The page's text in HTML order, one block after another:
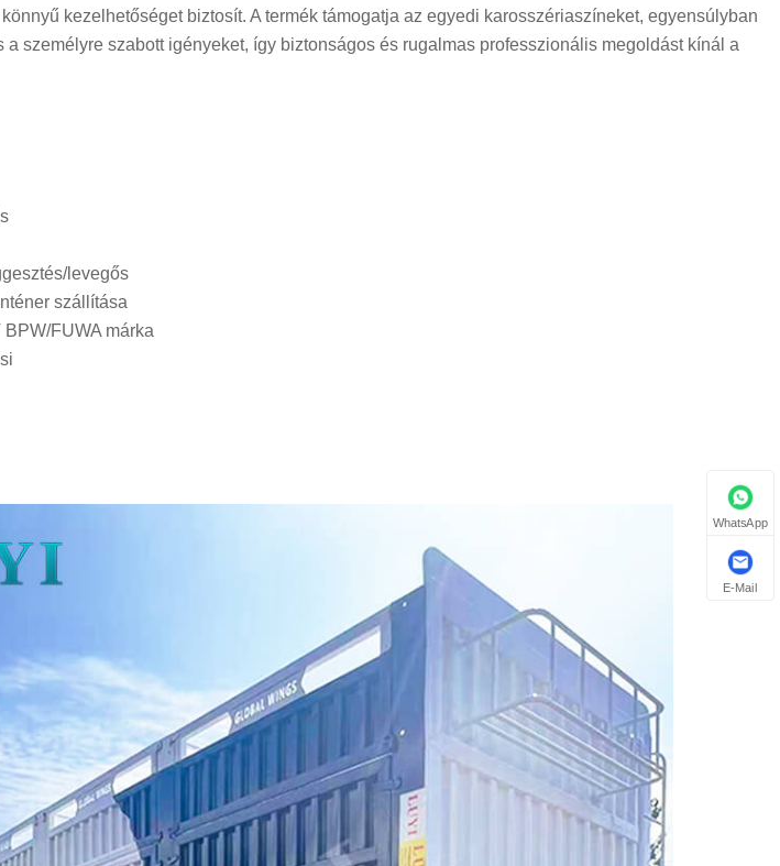
kezelhetőséget biztosít. A termék támogatja az egyedi karosszériaszíneket, egyensúlyban
a személyre szabott igényeket, így biztonságos és rugalmas professzionális megoldást kínál a
levegős
szállítása
FUWA márka
WhatsApp
E-Mail